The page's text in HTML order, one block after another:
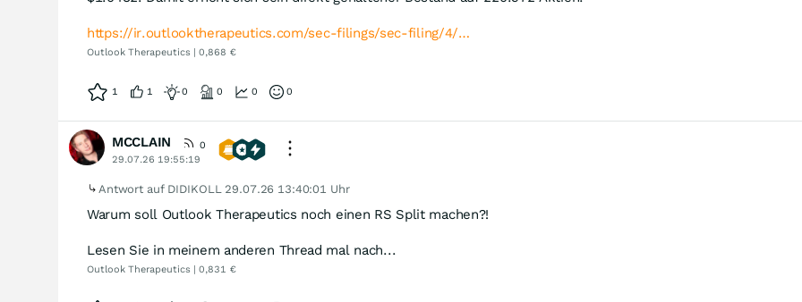
https://ir.outlooktherapeutics.com/sec-filings/sec-filing/4/…
Outlook Therapeutics | 0,868 €
1 1 0 0 0 0
MCCLAIN
0
29.07.26 19:55:19
Antwort auf DIDIKOLL 29.07.26 13:40:01 Uhr
Warum soll Outlook Therapeutics noch einen RS Split machen?!
Lesen Sie in meinem anderen Thread mal nach...
Outlook Therapeutics | 0,831 €